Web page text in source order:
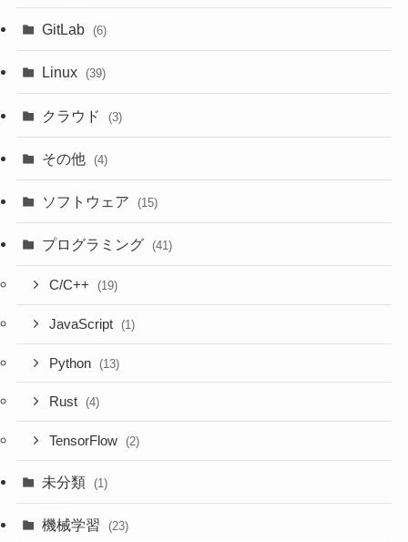
GitLab (6)
Linux (39)
クラウド (3)
その他 (4)
ソフトウェア (15)
プログラミング (41)
C/C++ (19)
JavaScript (1)
Python (13)
Rust (4)
TensorFlow (2)
未分類 (1)
機械学習 (23)